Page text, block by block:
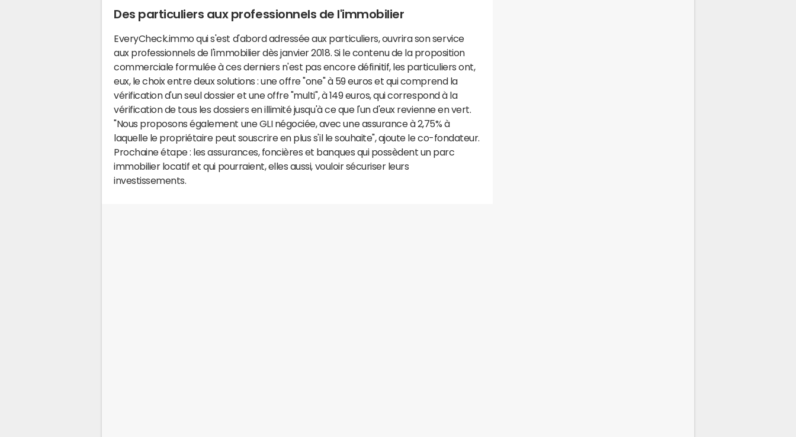
Des particuliers aux professionnels de l'immobilier
EveryCheck.immo qui s'est d'abord adressée aux particuliers, ouvrira son service
aux professionnels de l'immobilier dès janvier 2018. Si le contenu de la proposition
commerciale formulée à ces derniers n'est pas encore définitif, les particuliers ont,
eux, le choix entre deux solutions : une offre "one" à 59 euros et qui comprend la
vérification d'un seul dossier et une offre "multi", à 149 euros, qui correspond à la
vérification de tous les dossiers en illimité jusqu'à ce que l'un d'eux revienne en vert.
"Nous proposons également une GLI négociée, avec une assurance à 2,75% à
laquelle le propriétaire peut souscrire en plus s'il le souhaite", ajoute le co-fondateur.
Prochaine étape : les assurances, foncières et banques qui possèdent un parc
immobilier locatif et qui pourraient, elles aussi, vouloir sécuriser leurs
investissements.